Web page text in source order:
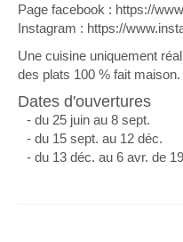
Page facebook : https://
Instagram : https://
Une cuisine uniquement
des plats 100 % fait
Dates d'ouvertures
- du 25 juin au 8 sept.
- du 15 sept. au 12 déc.
- du 13 déc. au 6 avr. de